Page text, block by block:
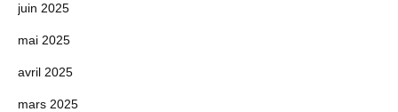
juin 2025
mai 2025
avril 2025
mars 2025